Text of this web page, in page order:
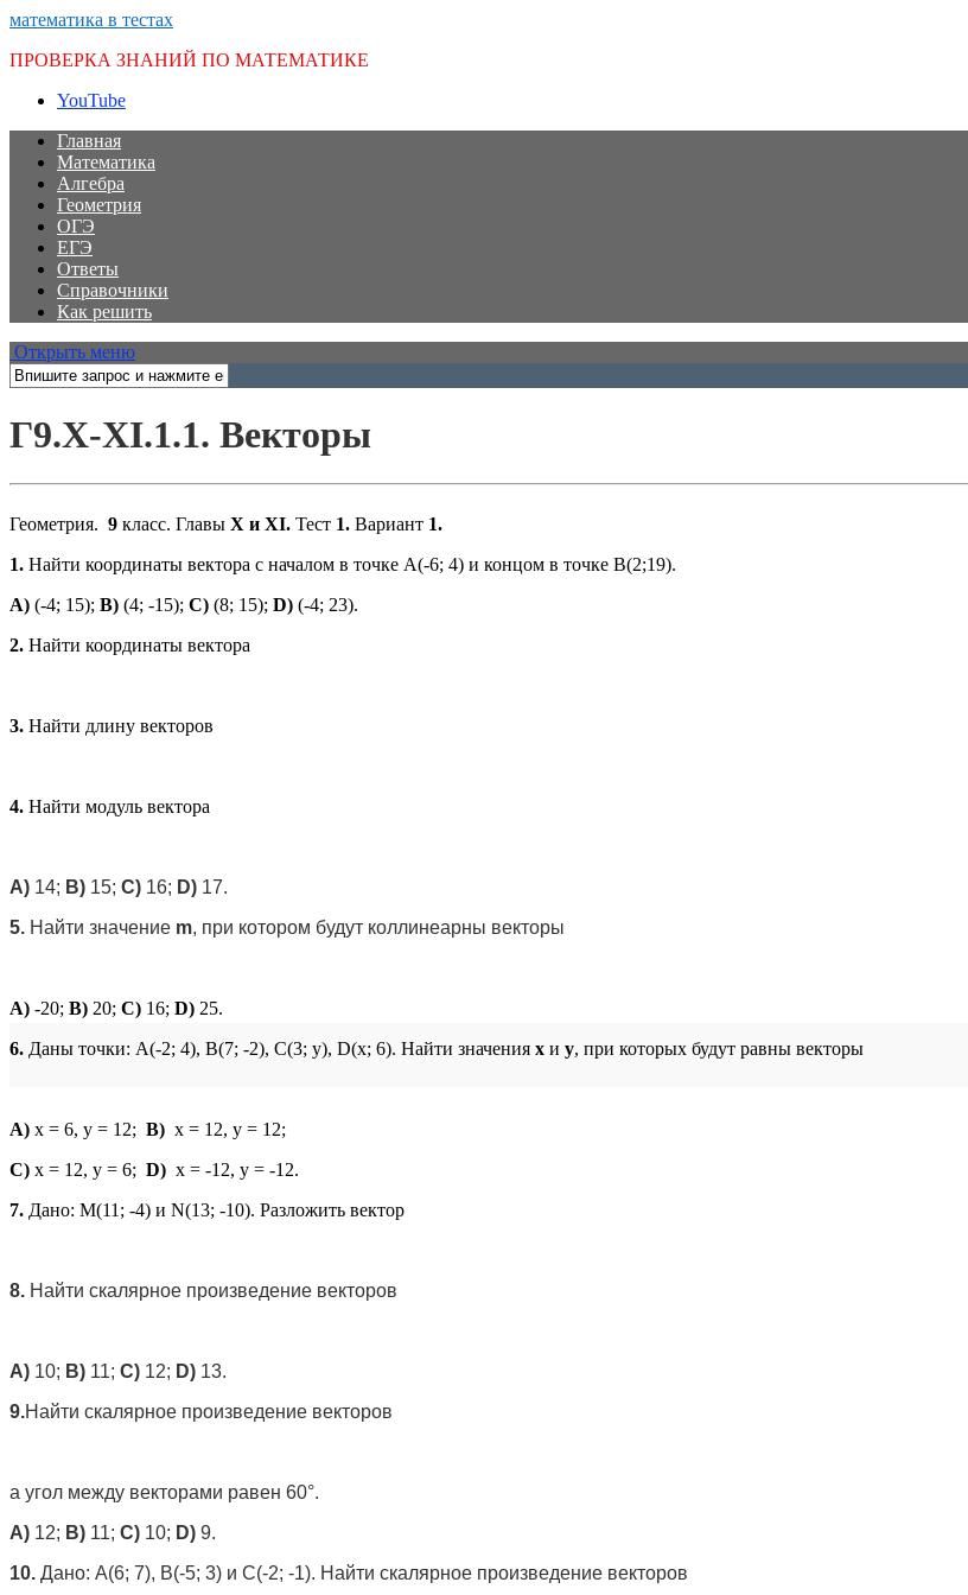
математика в тестах
ПРОВЕРКА ЗНАНИЙ ПО МАТЕМАТИКЕ
YouTube
Главная
Математика
Алгебра
Геометрия
ОГЭ
ЕГЭ
Ответы
Справочники
Как решить
Открыть меню
Г9.X-XI.1.1. Векторы
Геометрия. 9 класс. Главы X и XI. Тест 1. Вариант 1.
1. Найти координаты вектора с началом в точке А(-6; 4) и концом в точке В(2;19).
A) (-4; 15); B) (4; -15); C) (8; 15); D) (-4; 23).
2. Найти координаты вектора
3. Найти длину векторов
4. Найти модуль вектора
A) 14; B) 15; C) 16; D) 17.
5. Найти значение m, при котором будут коллинеарны векторы
A) -20; B) 20; C) 16; D) 25.
6. Даны точки: A(-2; 4), B(7; -2), C(3; y), D(x; 6). Найти значения х и у, при которых будут равны векторы
A) x = 6, y = 12; B) x = 12, y = 12;
C) x = 12, y = 6; D) x = -12, y = -12.
7. Дано: M(11; -4) и N(13; -10). Разложить вектор
8. Найти скалярное произведение векторов
A) 10; B) 11; C) 12; D) 13.
9.Найти скалярное произведение векторов
а угол между векторами равен 60°.
A) 12; B) 11; C) 10; D) 9.
10. Дано: А(6; 7), В(-5; 3) и С(-2; -1). Найти скалярное произведение векторов